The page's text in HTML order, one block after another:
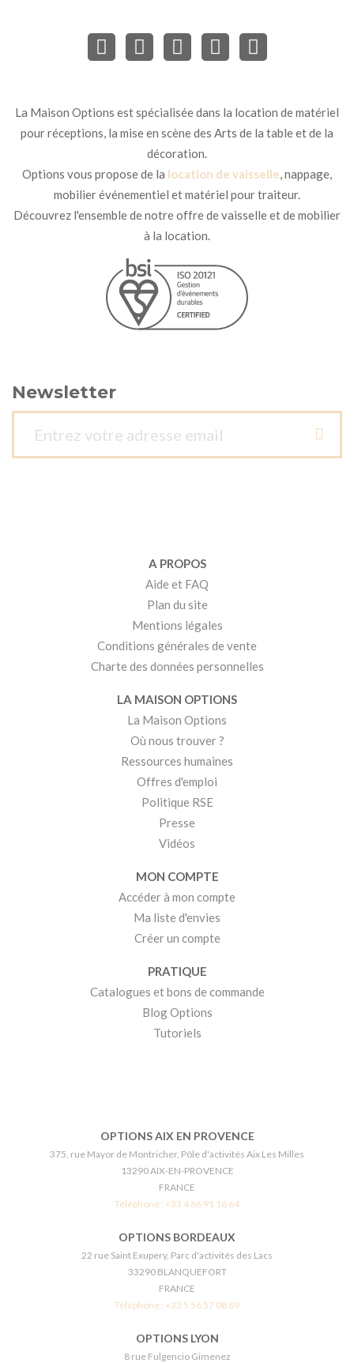
La Maison Options est spécialisée dans la location de matériel
pour réceptions, la mise en scène des Arts de la table et de la
décoration.
Options vous propose de la location de vaisselle, nappage,
mobilier événementiel et matériel pour traiteur.
Découvrez l'ensemble de notre offre de vaisselle et de mobilier
à la location.
Newsletter
A PROPOS
Aide et FAQ
Plan du site
Mentions légales
Conditions générales de vente
Charte des données personnelles
LA MAISON OPTIONS
La Maison Options
Où nous trouver ?
Ressources humaines
Offres d'emploi
Politique RSE
Presse
Vidéos
MON COMPTE
Accéder à mon compte
Ma liste d'envies
Créer un compte
PRATIQUE
Catalogues et bons de commande
Blog Options
Tutoriels
OPTIONS AIX EN PROVENCE
375, rue Mayor de Montricher, Pôle d'activités Aix Les Milles
13290 AIX-EN-PROVENCE
FRANCE
Téléphone : +33 4 86 91 16 64
OPTIONS BORDEAUX
22 rue Saint Exupery, Parc d'activités des Lacs
33290 BLANQUEFORT
FRANCE
Téléphone : +33 5 56 57 08 89
OPTIONS LYON
8 rue Fulgencio Gimenez